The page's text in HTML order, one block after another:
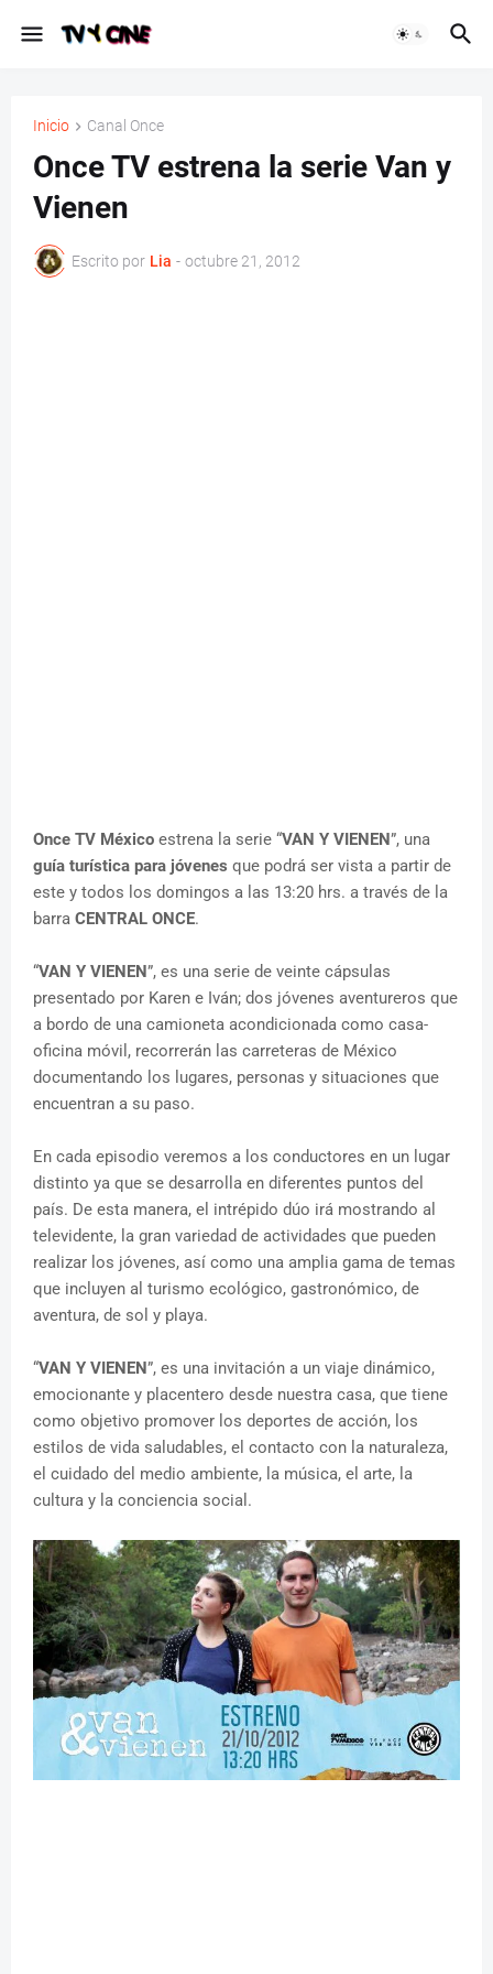
Inicio Canal Once
Once TV estrena la serie Van y
Vienen
Escrito por Lia - octubre 21, 2012
Once TV México estrena la serie “VAN Y VIENEN”, una
guía turística para jóvenes que podrá ser vista a partir de
este y todos los domingos a las 13:20 hrs. a través de la
barra CENTRAL ONCE.
“VAN Y VIENEN”, es una serie de veinte cápsulas
presentado por Karen e Iván; dos jóvenes aventureros que
a bordo de una camioneta acondicionada como casa-
oficina móvil, recorrerán las carreteras de México
documentando los lugares, personas y situaciones que
encuentran a su paso.
En cada episodio veremos a los conductores en un lugar
distinto ya que se desarrolla en diferentes puntos del
país. De esta manera, el intrépido dúo irá mostrando al
televidente, la gran variedad de actividades que pueden
realizar los jóvenes, así como una amplia gama de temas
que incluyen al turismo ecológico, gastronómico, de
aventura, de sol y playa.
“VAN Y VIENEN”, es una invitación a un viaje dinámico,
emocionante y placentero desde nuestra casa, que tiene
como objetivo promover los deportes de acción, los
estilos de vida saludables, el contacto con la naturaleza,
el cuidado del medio ambiente, la música, el arte, la
cultura y la conciencia social.